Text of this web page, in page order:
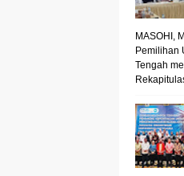
MASOHI,
Pemilihan
Tengah